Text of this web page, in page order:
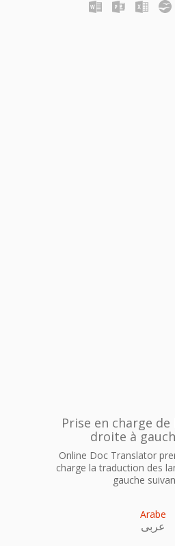
Prise en charge
droite à
Online Doc Translator
charge la traduction des
gauche
Arabe
عربى